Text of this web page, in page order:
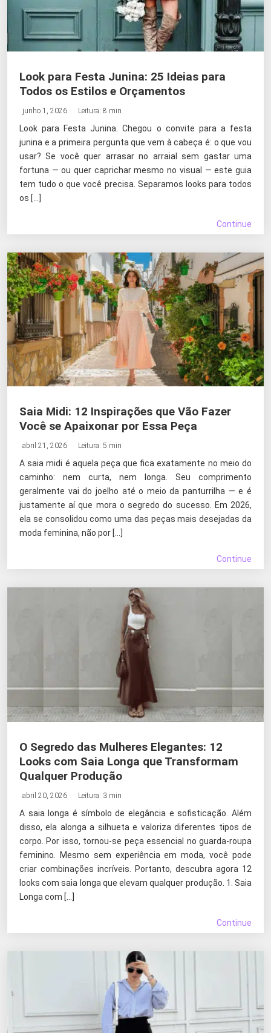
Look para Festa Junina: 25 Ideias para
Todos os Estilos e Orçamentos
junho 1, 2026 Leitura: 8 min
Look para Festa Junina. Chegou o convite para a festa
junina e a primeira pergunta que vem à cabeça é: o que vou
usar? Se você quer arrasar no arraial sem gastar uma
fortuna — ou quer caprichar mesmo no visual — este guia
tem tudo o que você precisa. Separamos looks para todos
os […]
Continue
Saia Midi: 12 Inspirações que Vão Fazer
Você se Apaixonar por Essa Peça
abril 21, 2026 Leitura: 5 min
A saia midi é aquela peça que fica exatamente no meio do
caminho: nem curta, nem longa. Seu comprimento
geralmente vai do joelho até o meio da panturrilha — e é
justamente aí que mora o segredo do sucesso. Em 2026,
ela se consolidou como uma das peças mais desejadas da
moda feminina, não por […]
Continue
O Segredo das Mulheres Elegantes: 12
Looks com Saia Longa que Transformam
Qualquer Produção
abril 20, 2026 Leitura: 3 min
A saia longa é símbolo de elegância e sofisticação. Além
disso, ela alonga a silhueta e valoriza diferentes tipos de
corpo. Por isso, tornou-se peça essencial no guarda-roupa
feminino. Mesmo sem experiência em moda, você pode
criar combinações incríveis. Portanto, descubra agora 12
looks com saia longa que elevam qualquer produção. 1. Saia
Longa com […]
Continue